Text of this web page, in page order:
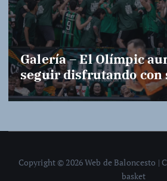
Galería – El Olímpic
seguir disfrutando con
Copyright © 2026 Web de Baloncesto |
basket